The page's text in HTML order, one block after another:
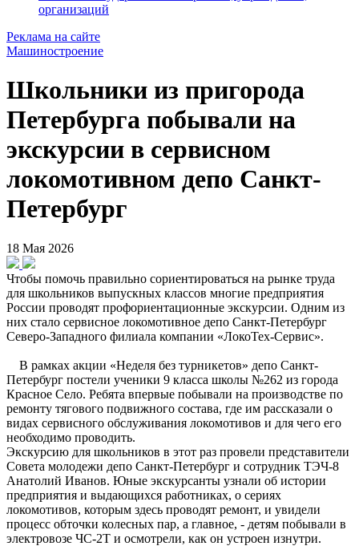
организаций
Реклама на сайте
Машиностроение
Школьники из пригорода
Петербурга побывали на
экскурсии в сервисном
локомотивном депо Санкт-
Петербург
18 Мая 2026
Чтобы помочь правильно сориентироваться на рынке труда
для школьников выпускных классов многие предприятия
России проводят профориентационные экскурсии. Одним из
них стало сервисное локомотивное депо Санкт-Петербург
Северо-Западного филиала компании «ЛокоТех-Сервис».
В рамках акции «Неделя без турникетов» депо Санкт-
Петербург постели ученики 9 класса школы №262 из города
Красное Село. Ребята впервые побывали на производстве по
ремонту тягового подвижного состава, где им рассказали о
видах сервисного обслуживания локомотивов и для чего его
необходимо проводить.
Экскурсию для школьников в этот раз провели представители
Совета молодежи депо Санкт-Петербург и сотрудник ТЭЧ-8
Анатолий Иванов. Юные экскурсанты узнали об истории
предприятия и выдающихся работниках, о сериях
локомотивов, которым здесь проводят ремонт, и увидели
процесс обточки колесных пар, а главное, - детям побывали в
электровозе ЧС-2Т и осмотрели, как он устроен изнутри.